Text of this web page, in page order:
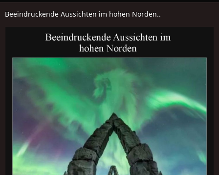
Beeindruckende Aussichten im hohen Norden..